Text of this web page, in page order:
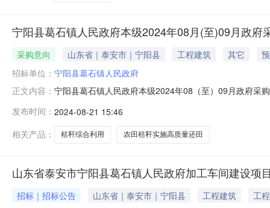
宁阳县葛石镇人民政府本级2024年08月(至)09月政府
采购意向 山东省｜泰安市｜宁阳县 工程建筑 其它
招标单位： 宁阳县葛石镇人民政府
正文内容： 宁阳县葛石镇人民政府本级2024年08（至）09月政府采
到月）备注1山东省泰安市宁阳县葛石镇人民政府2024
综合利用重点县（高质
发布时间： 2024-08-21 15:46
相关产品：
秸秆综合利用 农田秸秆实施高质量还田
山东省泰安市宁阳县葛石镇人民政府加工车间建设项
招标｜招标公告 山东省｜泰安市｜宁阳县 工程建筑
工程